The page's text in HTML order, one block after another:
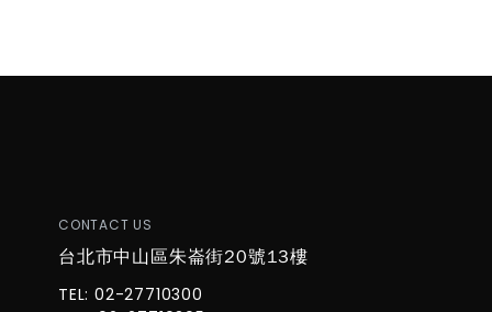
CONTACT US
台北市中山區朱崙街20號13樓
TEL: 02-27710300